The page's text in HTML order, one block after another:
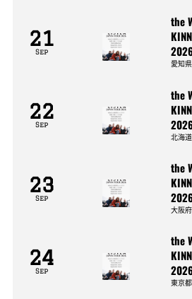
21
Sep
the
愛知県
22
Sep
the
北海道
23
Sep
the
大阪府
24
Sep
the
東京都